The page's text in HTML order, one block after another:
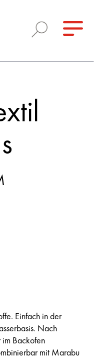
Einfach in der
Nach
im Backofen
mit Marabu